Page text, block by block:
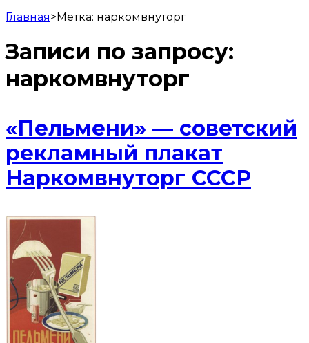
Главная>Метка: наркомвнуторг
Записи по запросу:
наркомвнуторг
«Пельмени» — советский
рекламный плакат
Наркомвнуторг СССР